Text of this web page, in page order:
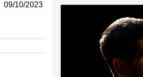
09/10/2023